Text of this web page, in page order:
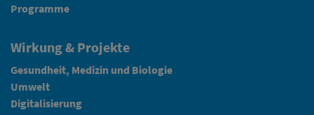
Programme
Wirkung & Projekte
Gesundheit, Medizin und Biologie
Umwelt
Digitalisierung